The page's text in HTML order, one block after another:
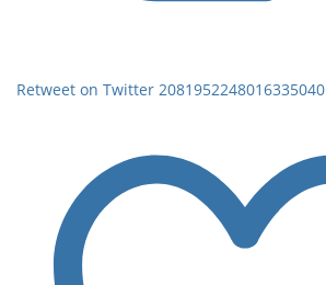
Retweet on Twitter 2081952248016335040